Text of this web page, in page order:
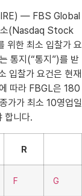
— FBS Global
소(Nasdaq Stock
위한 최소 입찰가 요
통지(“통지”)를 받
입찰가 요건은 현재
따라 FBGL은 180
가가 최소 10영업일
합니다.
R
F G